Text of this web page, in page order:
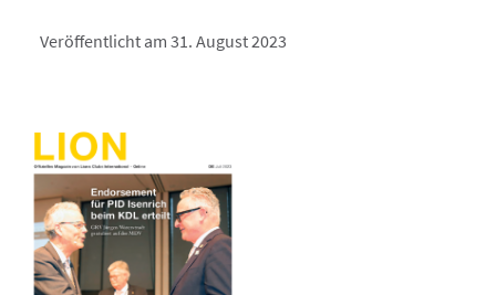
Veröffentlicht am 31. August 2023